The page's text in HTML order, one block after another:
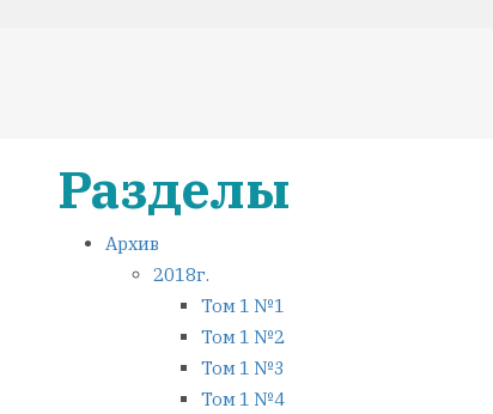
Разделы
Архив
2018г.
Том 1 №1
Том 1 №2
Том 1 №3
Том 1 №4